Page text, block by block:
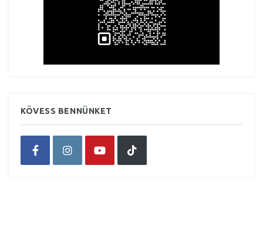
KÖVESS BENNÜNKET